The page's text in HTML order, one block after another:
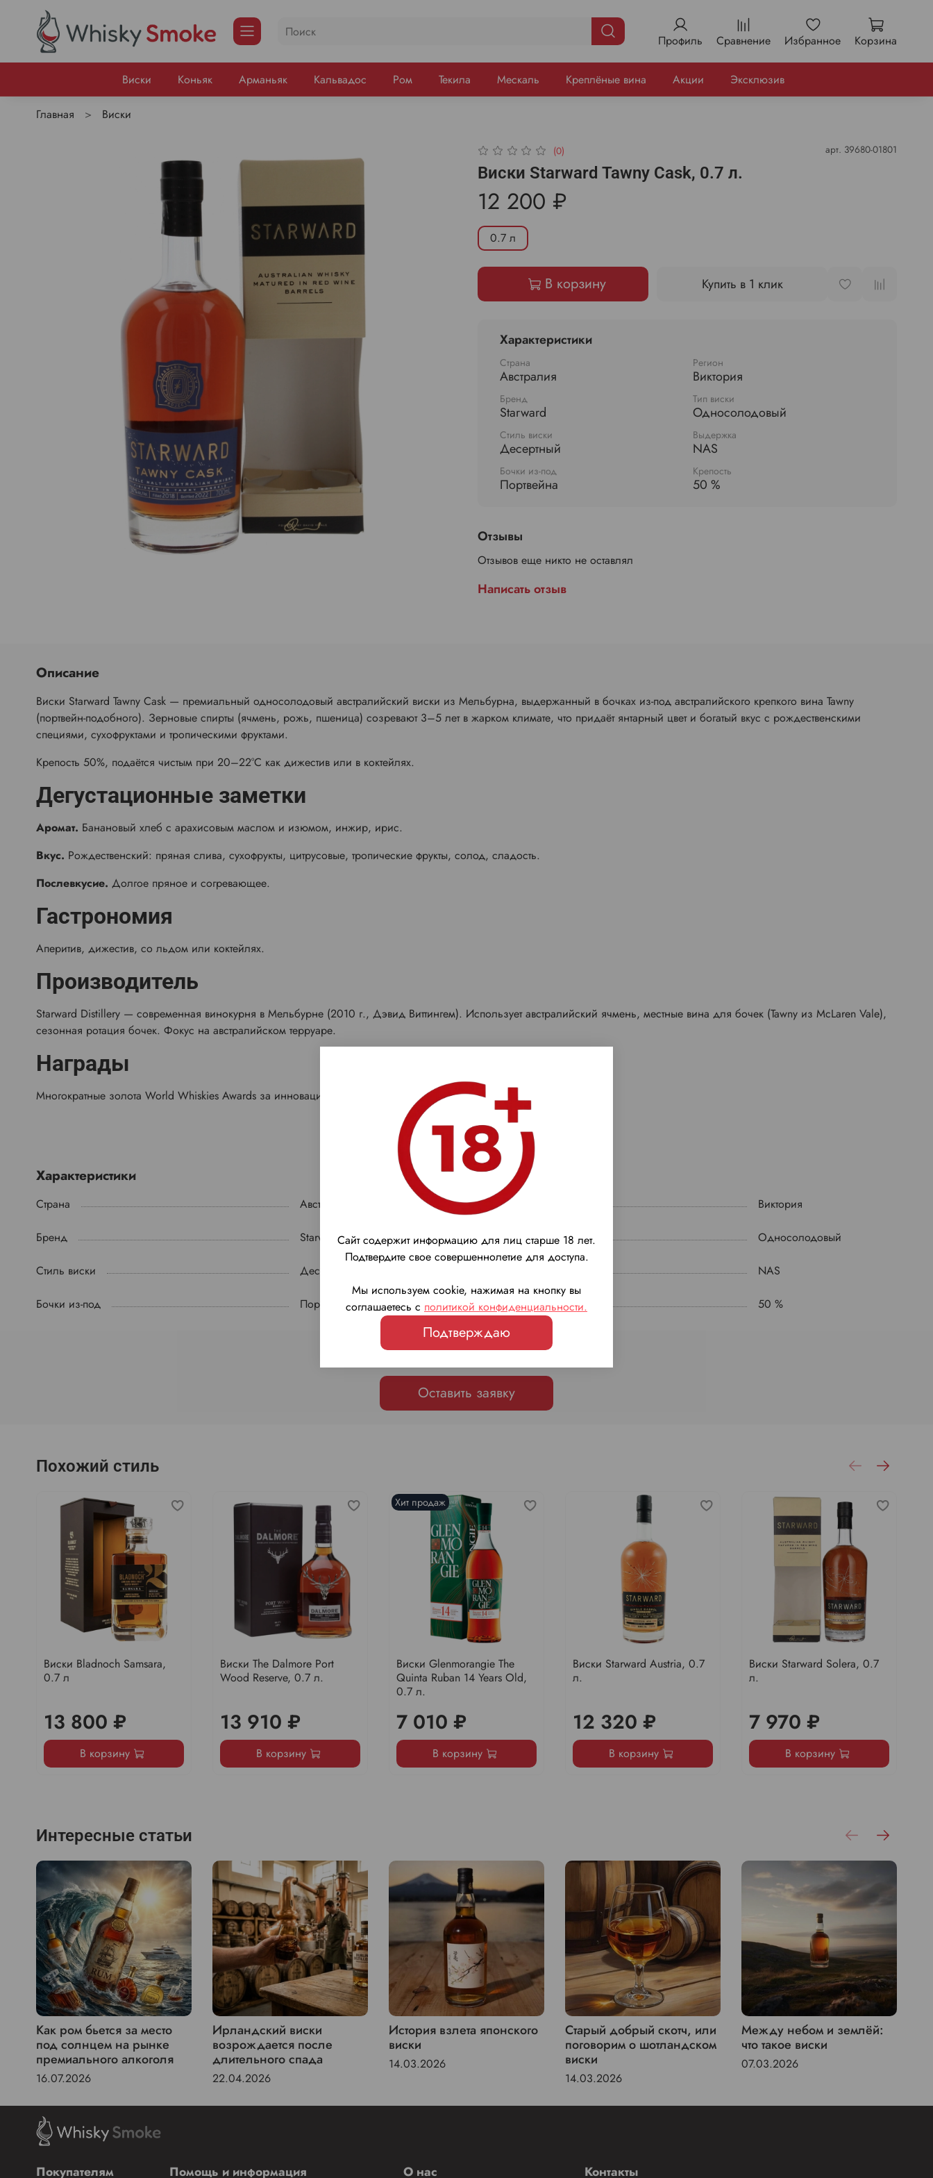
Профиль Сравнение Избранное Корзина
Виски Коньяк Арманьяк Кальвадос Ром Текила Мескаль Креплёные вина Акции Эксклюзив
Главная Виски
(0) арт. 39680-01801
Виски Starward Tawny Cask, 0.7 л.
12 200 ₽
0.7 л
В корзину Купить в 1 клик
Характеристики
Страна
Австралия
Регион
Виктория
Бренд
Starward
Тип виски
Односолодовый
Стиль виски
Десертный
Выдержка
NAS
Бочки из-под
Портвейна
Крепость
50 %
Отзывы
Отзывов еще никто не оставлял
Написать отзыв
Описание
Виски Starward Tawny Cask — премиальный односолодовый австралийский виски из Мельбурна, выдержанный в бочках из-под австралийского крепкого вина Tawny
(портвейн-подобного). Зерновые спирты (ячмень, рожь, пшеница) созревают 3–5 лет в жарком климате, что придаёт янтарный цвет и богатый вкус с рождественскими
специями, сухофруктами и тропическими фруктами.
Крепость 50%, подаётся чистым при 20–22°C как дижестив или в коктейлях.
Дегустационные заметки
Аромат. Банановый хлеб с арахисовым маслом и изюмом, инжир, ирис.
Вкус. Рождественский: пряная слива, сухофрукты, цитрусовые, тропические фрукты, солод, сладость.
Послевкусие. Долгое пряное и согревающее.
Гастрономия
Аперитив, дижестив, со льдом или коктейлях.
Производитель
Starward Distillery — современная винокурня в Мельбурне (2010 г., Дэвид Виттингем). Использует австралийский ячмень, местные вина для бочек (Tawny из McLaren Vale),
сезонная ротация бочек. Фокус на австралийском терруаре.
Награды
Многократные золота World Whiskies Awards за инновации.
Характеристики
Страна Австралия Регион Виктория
Бренд Starward Тип виски Односолодовый
Стиль виски Десертный NAS
Бочки из-под Портвейна Крепость 50 %
Задать вопрос кависту
Оставить заявку
Похожий стиль
Виски Bladnoch Samsara,
0.7 л
13 800 ₽
В корзину
Виски The Dalmore Port
Wood Reserve, 0.7 л.
13 910 ₽
В корзину
Хит продаж
Виски Glenmorangie The
Quinta Ruban 14 Years Old,
0.7 л.
7 010 ₽
В корзину
Виски Starward Austria, 0.7
л.
12 320 ₽
В корзину
Виски Starward Solera, 0.7
л.
7 970 ₽
В корзину
Интересные статьи
Как ром бьется за место
под солнцем на рынке
премиального алкоголя
16.07.2026
Ирландский виски
возрождается после
длительного спада
22.04.2026
История взлета японского
виски
14.03.2026
Старый добрый скотч, или
поговорим о шотландском
виски
14.03.2026
Между небом и землёй:
что такое виски
07.03.2026
Покупателям Помощь и информация О нас Контакты
Сайт содержит информацию для лиц старше 18 лет.
Подтвердите свое совершеннолетие для доступа.
Мы используем cookie, нажимая на кнопку вы
соглашаетесь с политикой конфиденциальности.
Подтверждаю